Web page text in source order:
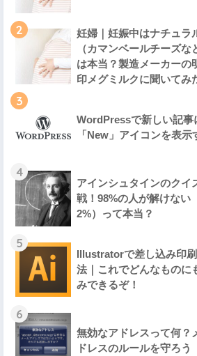
2
妊婦｜妊娠中はナチュラ
（カマンベールチーズな
は本当？製造メーカーの
印メグミルクに聞いてみ
3
WordPressで新しい記事
「New」アイコンを表示
4
アインシュタインのクイ
戦！98%の人が解けない
2%）って本当？
5
Illustratorで差し込み印
法｜これでどんなものに
みできるぞ！
6
無効なアドレスって何？
ドレスのルールを守ろう